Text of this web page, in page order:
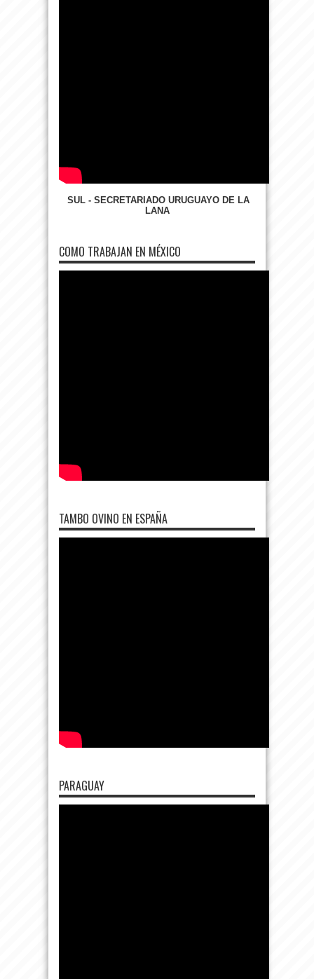
SUL - SECRETARIADO URUGUAYO DE LA
LANA
COMO TRABAJAN EN MÉXICO
TAMBO OVINO EN ESPAÑA
PARAGUAY